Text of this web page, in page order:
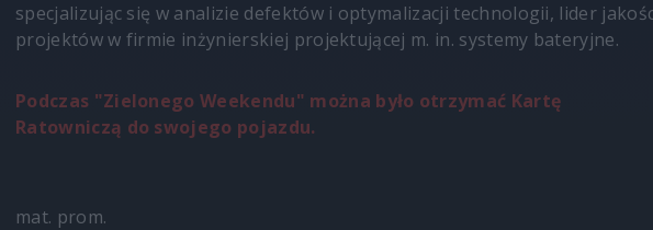
specjalizując się w analizie defektów i optymalizacji technologii, lider
projektów w firmie inżynierskiej projektującej m. in. systemy bateryjne.
Podczas "Zielonego Weekendu" można było otrzymać Kartę
Ratowniczą do swojego pojazdu.
mat. prom.